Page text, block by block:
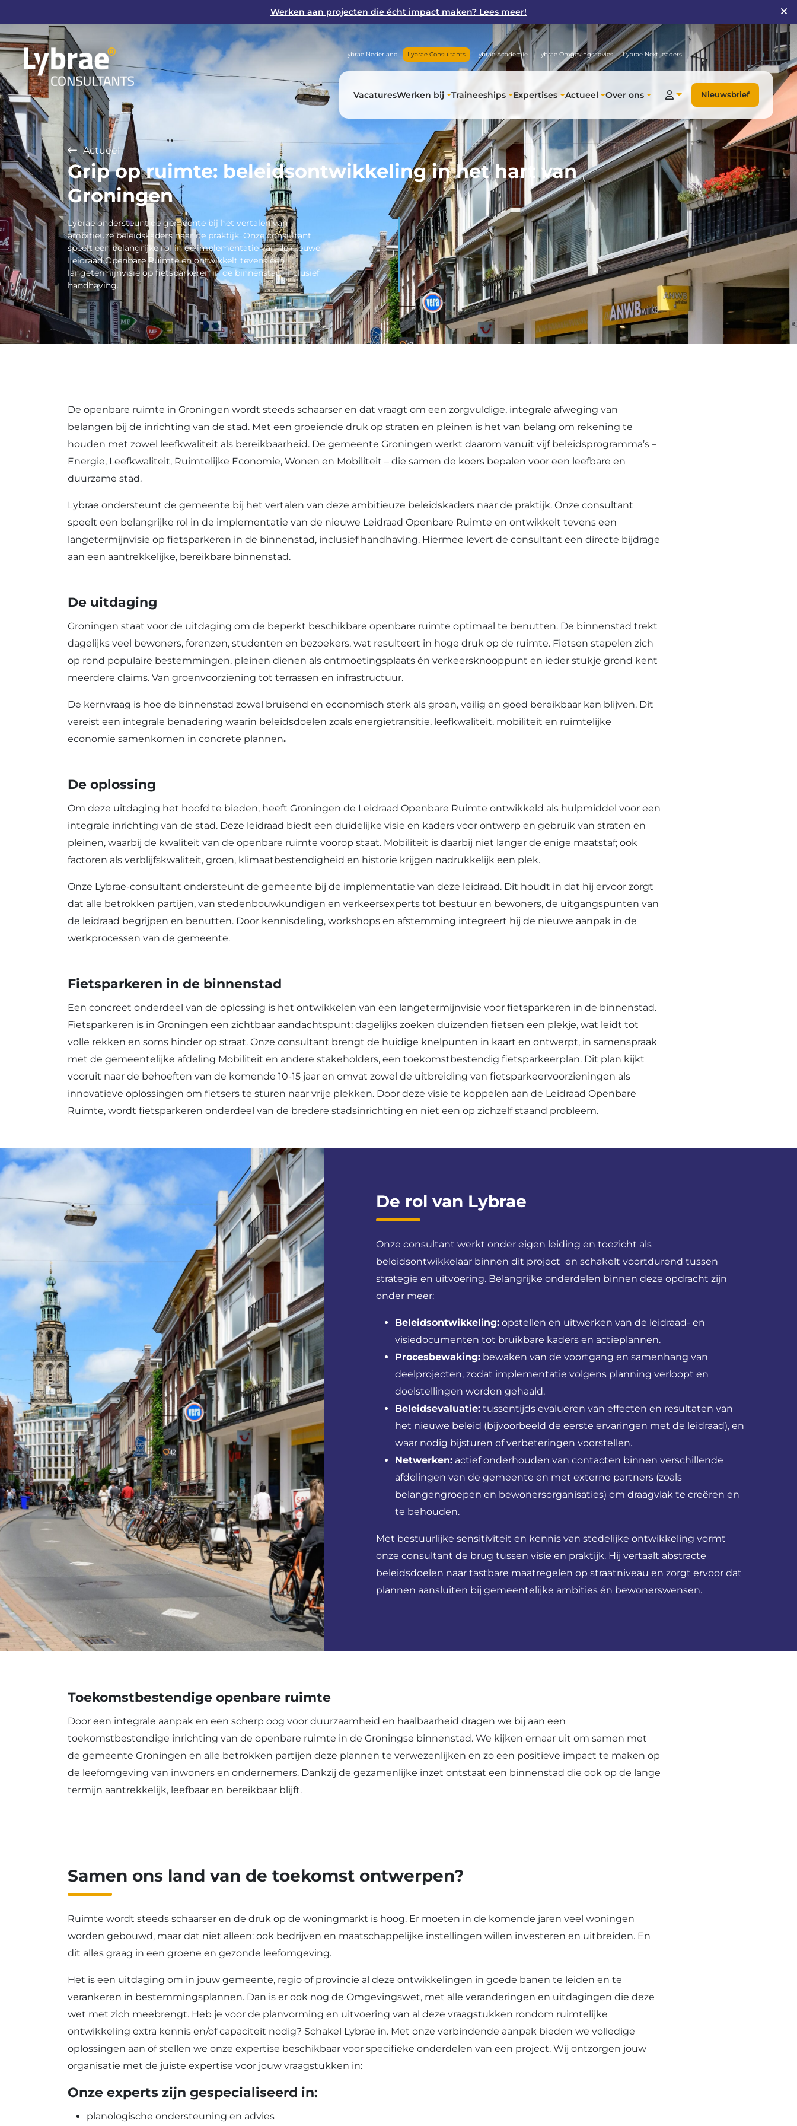
Werken aan projecten die écht impact maken? Lees meer!
Lybrae Nederland Lybrae Consultants Lybrae Academie Lybrae Omgevingsadvies Lybrae NextLeaders
VacaturesWerken bij Traineeships Expertises Actueel Over ons Nieuwsbrief
Actueel
Grip op ruimte: beleidsontwikkeling in het hart van
Groningen
Lybrae ondersteunt de gemeente bij het vertalen van
ambitieuze beleidskaders naar de praktijk. Onze consultant
speelt een belangrijke rol in de implementatie van de nieuwe
Leidraad Openbare Ruimte en ontwikkelt tevens een
langetermijnvisie op fietsparkeren in de binnenstad, inclusief
handhaving.
De openbare ruimte in Groningen wordt steeds schaarser en dat vraagt om een zorgvuldige, integrale afweging van
belangen bij de inrichting van de stad. Met een groeiende druk op straten en pleinen is het van belang om rekening te
houden met zowel leefkwaliteit als bereikbaarheid. De gemeente Groningen werkt daarom vanuit vijf beleidsprogramma’s –
Energie, Leefkwaliteit, Ruimtelijke Economie, Wonen en Mobiliteit – die samen de koers bepalen voor een leefbare en
duurzame stad.
Lybrae ondersteunt de gemeente bij het vertalen van deze ambitieuze beleidskaders naar de praktijk. Onze consultant
speelt een belangrijke rol in de implementatie van de nieuwe Leidraad Openbare Ruimte en ontwikkelt tevens een
langetermijnvisie op fietsparkeren in de binnenstad, inclusief handhaving. Hiermee levert de consultant een directe bijdrage
aan een aantrekkelijke, bereikbare binnenstad.
De uitdaging
Groningen staat voor de uitdaging om de beperkt beschikbare openbare ruimte optimaal te benutten. De binnenstad trekt
dagelijks veel bewoners, forenzen, studenten en bezoekers, wat resulteert in hoge druk op de ruimte. Fietsen stapelen zich
op rond populaire bestemmingen, pleinen dienen als ontmoetingsplaats én verkeersknooppunt en ieder stukje grond kent
meerdere claims. Van groenvoorziening tot terrassen en infrastructuur.
De kernvraag is hoe de binnenstad zowel bruisend en economisch sterk als groen, veilig en goed bereikbaar kan blijven. Dit
vereist een integrale benadering waarin beleidsdoelen zoals energietransitie, leefkwaliteit, mobiliteit en ruimtelijke
economie samenkomen in concrete plannen.
De oplossing
Om deze uitdaging het hoofd te bieden, heeft Groningen de Leidraad Openbare Ruimte ontwikkeld als hulpmiddel voor een
integrale inrichting van de stad. Deze leidraad biedt een duidelijke visie en kaders voor ontwerp en gebruik van straten en
pleinen, waarbij de kwaliteit van de openbare ruimte voorop staat. Mobiliteit is daarbij niet langer de enige maatstaf; ook
factoren als verblijfskwaliteit, groen, klimaatbestendigheid en historie krijgen nadrukkelijk een plek.
Onze Lybrae-consultant ondersteunt de gemeente bij de implementatie van deze leidraad. Dit houdt in dat hij ervoor zorgt
dat alle betrokken partijen, van stedenbouwkundigen en verkeersexperts tot bestuur en bewoners, de uitgangspunten van
de leidraad begrijpen en benutten. Door kennisdeling, workshops en afstemming integreert hij de nieuwe aanpak in de
werkprocessen van de gemeente.
Fietsparkeren in de binnenstad
Een concreet onderdeel van de oplossing is het ontwikkelen van een langetermijnvisie voor fietsparkeren in de binnenstad.
Fietsparkeren is in Groningen een zichtbaar aandachtspunt: dagelijks zoeken duizenden fietsen een plekje, wat leidt tot
volle rekken en soms hinder op straat. Onze consultant brengt de huidige knelpunten in kaart en ontwerpt, in samenspraak
met de gemeentelijke afdeling Mobiliteit en andere stakeholders, een toekomstbestendig fietsparkeerplan. Dit plan kijkt
vooruit naar de behoeften van de komende 10-15 jaar en omvat zowel de uitbreiding van fietsparkeervoorzieningen als
innovatieve oplossingen om fietsers te sturen naar vrije plekken. Door deze visie te koppelen aan de Leidraad Openbare
Ruimte, wordt fietsparkeren onderdeel van de bredere stadsinrichting en niet een op zichzelf staand probleem.
De rol van Lybrae
Onze consultant werkt onder eigen leiding en toezicht als
beleidsontwikkelaar binnen dit project en schakelt voortdurend tussen
strategie en uitvoering. Belangrijke onderdelen binnen deze opdracht zijn
onder meer:
Beleidsontwikkeling: opstellen en uitwerken van de leidraad- en
visiedocumenten tot bruikbare kaders en actieplannen.
Procesbewaking: bewaken van de voortgang en samenhang van
deelprojecten, zodat implementatie volgens planning verloopt en
doelstellingen worden gehaald.
Beleidsevaluatie: tussentijds evalueren van effecten en resultaten van
het nieuwe beleid (bijvoorbeeld de eerste ervaringen met de leidraad), en
waar nodig bijsturen of verbeteringen voorstellen.
Netwerken: actief onderhouden van contacten binnen verschillende
afdelingen van de gemeente en met externe partners (zoals
belangengroepen en bewonersorganisaties) om draagvlak te creëren en
te behouden.
Met bestuurlijke sensitiviteit en kennis van stedelijke ontwikkeling vormt
onze consultant de brug tussen visie en praktijk. Hij vertaalt abstracte
beleidsdoelen naar tastbare maatregelen op straatniveau en zorgt ervoor dat
plannen aansluiten bij gemeentelijke ambities én bewonerswensen.
Toekomstbestendige openbare ruimte
Door een integrale aanpak en een scherp oog voor duurzaamheid en haalbaarheid dragen we bij aan een
toekomstbestendige inrichting van de openbare ruimte in de Groningse binnenstad. We kijken ernaar uit om samen met
de gemeente Groningen en alle betrokken partijen deze plannen te verwezenlijken en zo een positieve impact te maken op
de leefomgeving van inwoners en ondernemers. Dankzij de gezamenlijke inzet ontstaat een binnenstad die ook op de lange
termijn aantrekkelijk, leefbaar en bereikbaar blijft.
Samen ons land van de toekomst ontwerpen?
Ruimte wordt steeds schaarser en de druk op de woningmarkt is hoog. Er moeten in de komende jaren veel woningen
worden gebouwd, maar dat niet alleen: ook bedrijven en maatschappelijke instellingen willen investeren en uitbreiden. En
dit alles graag in een groene en gezonde leefomgeving.
Het is een uitdaging om in jouw gemeente, regio of provincie al deze ontwikkelingen in goede banen te leiden en te
verankeren in bestemmingsplannen. Dan is er ook nog de Omgevingswet, met alle veranderingen en uitdagingen die deze
wet met zich meebrengt. Heb je voor de planvorming en uitvoering van al deze vraagstukken rondom ruimtelijke
ontwikkeling extra kennis en/of capaciteit nodig? Schakel Lybrae in. Met onze verbindende aanpak bieden we volledige
oplossingen aan of stellen we onze expertise beschikbaar voor specifieke onderdelen van een project. Wij ontzorgen jouw
organisatie met de juiste expertise voor jouw vraagstukken in:
Onze experts zijn gespecialiseerd in:
planologische ondersteuning en advies